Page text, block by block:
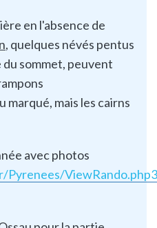
en l'absence de
, quelques névés pentus
du sommet, peuvent
marqué, mais les cairns
avec photos